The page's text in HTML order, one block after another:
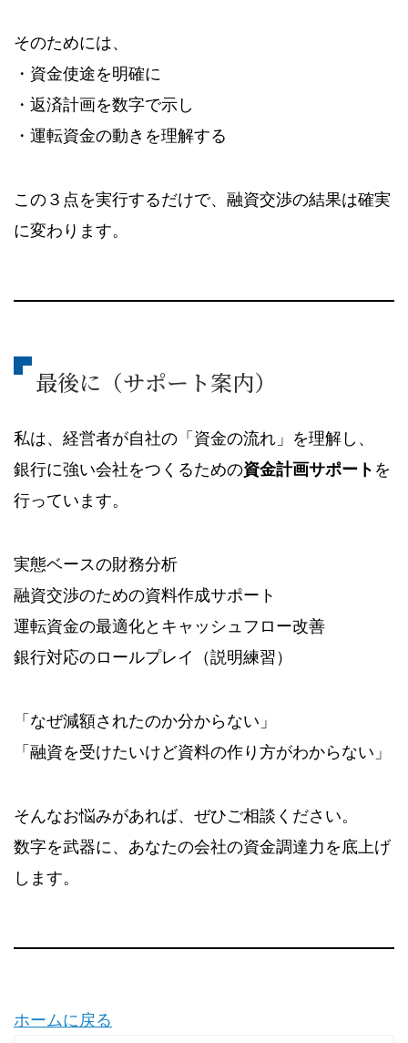
そのためには、
・資金使途を明確に
・返済計画を数字で示し
・運転資金の動きを理解する
この３点を実行するだけで、融資交渉の結果は確実
に変わります。
最後に（サポート案内）
私は、経営者が自社の「資金の流れ」を理解し、
銀行に強い会社をつくるための資金計画サポート を
行っています。
実態ベースの財務分析
融資交渉のための資料作成サポート
運転資金の最適化とキャッシュフロー改善
銀行対応のロールプレイ（説明練習）
「なぜ減額されたのか分からない」
「融資を受けたいけど資料の作り方がわからない」
そんなお悩みがあれば、ぜひご相談ください。
数字を武器に、あなたの会社の資金調達力を底上げ
します。
ホームに戻る